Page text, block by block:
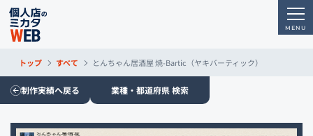
トップ すべて とんちゃん居酒屋 焼-Bartic（ヤキバーティック）
制作実績へ戻る 業種・都道府県 検索